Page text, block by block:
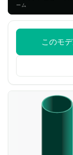
ーム
このモ